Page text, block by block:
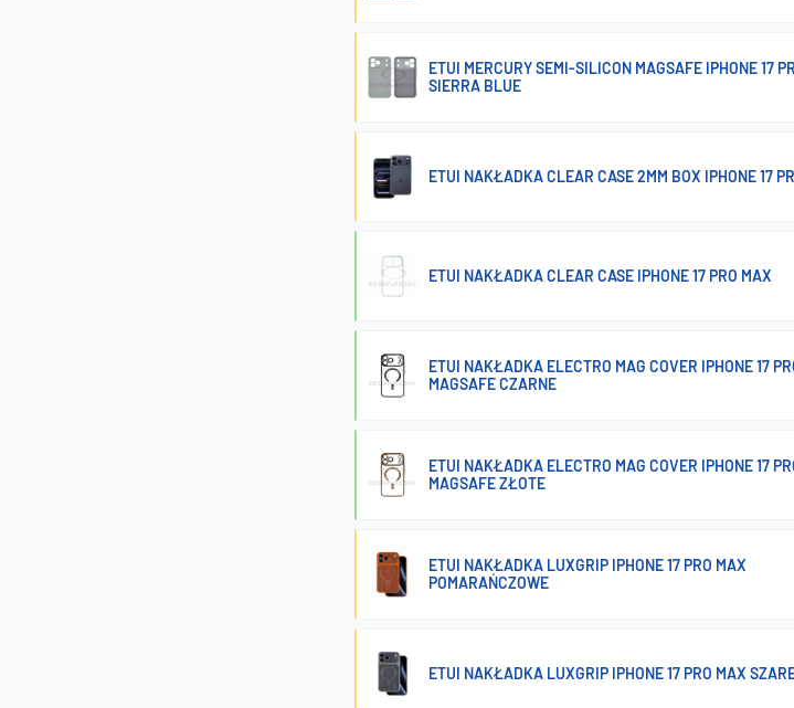
ETUI MERCURY SEMI-SILICON MAGSAFE IPHONE 17
SIERRA BLUE
ETUI NAKŁADKA CLEAR CASE 2MM BOX IPHONE 17
ETUI NAKŁADKA CLEAR CASE IPHONE 17 PRO MAX
ETUI NAKŁADKA ELECTRO MAG COVER IPHONE 17
MAGSAFE CZARNE
ETUI NAKŁADKA ELECTRO MAG COVER IPHONE 17
MAGSAFE ZŁOTE
ETUI NAKŁADKA LUXGRIP IPHONE 17 PRO MAX
POMARAŃCZOWE
ETUI NAKŁADKA LUXGRIP IPHONE 17 PRO MAX